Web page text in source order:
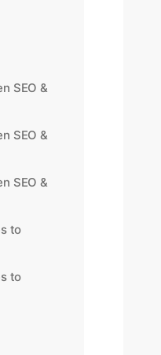
SEO &
SEO &
SEO &
to
to